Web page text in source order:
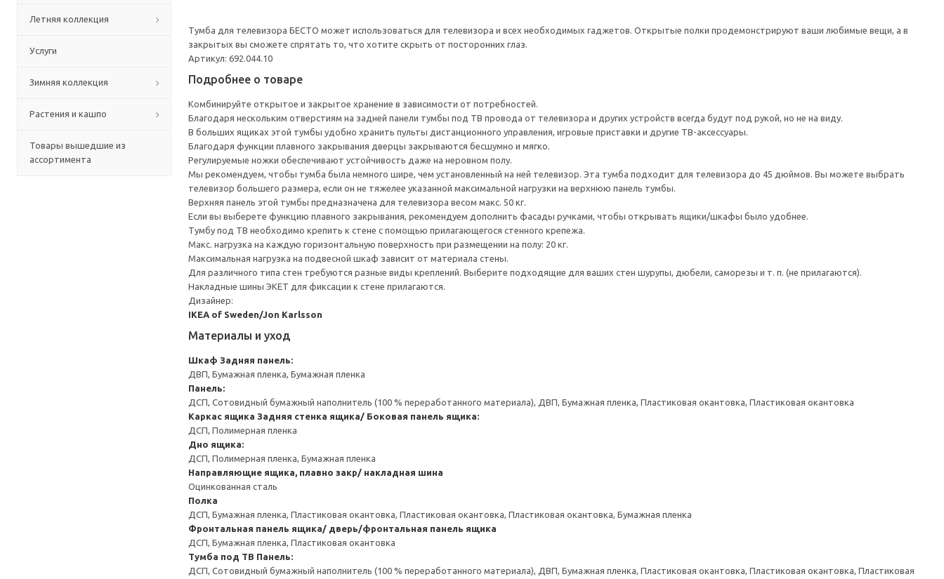
Летняя коллекция
Услуги
Зимняя коллекция
Растения и кашпо
Товары вышедшие из
ассортимента
Тумба для телевизора БЕСТО может использоваться для телевизора и всех необходимых гаджетов. Открытые полки продемонстрируют ваши любимые вещи, а в
закрытых вы сможете спрятать то, что хотите скрыть от посторонних глаз.
Артикул: 692.044.10
Подробнее о товаре
Комбинируйте открытое и закрытое хранение в зависимости от потребностей.
Благодаря нескольким отверстиям на задней панели тумбы под ТВ провода от телевизора и других устройств всегда будут под рукой, но не на виду.
В больших ящиках этой тумбы удобно хранить пульты дистанционного управления, игровые приставки и другие ТВ-аксессуары.
Благодаря функции плавного закрывания дверцы закрываются бесшумно и мягко.
Регулируемые ножки обеспечивают устойчивость даже на неровном полу.
Мы рекомендуем, чтобы тумба была немного шире, чем установленный на ней телевизор. Эта тумба подходит для телевизора до 45 дюймов. Вы можете выбрать
телевизор большего размера, если он не тяжелее указанной максимальной нагрузки на верхнюю панель тумбы.
Верхняя панель этой тумбы предназначена для телевизора весом макс. 50 кг.
Если вы выберете функцию плавного закрывания, рекомендуем дополнить фасады ручками, чтобы открывать ящики/шкафы было удобнее.
Тумбу под ТВ необходимо крепить к стене с помощью прилагающегося стенного крепежа.
Макс. нагрузка на каждую горизонтальную поверхность при размещении на полу: 20 кг.
Максимальная нагрузка на подвесной шкаф зависит от материала стены.
Для различного типа стен требуются разные виды креплений. Выберите подходящие для ваших стен шурупы, дюбели, саморезы и т. п. (не прилагаются).
Накладные шины ЭКЕТ для фиксации к стене прилагаются.
Дизайнер:
IKEA of Sweden/Jon Karlsson
Материалы и уход
Шкаф Задняя панель:
ДВП, Бумажная пленка, Бумажная пленка
Панель:
ДСП, Сотовидный бумажный наполнитель (100 % переработанного материала), ДВП, Бумажная пленка, Пластиковая окантовка, Пластиковая окантовка
Каркас ящика Задняя стенка ящика/ Боковая панель ящика:
ДСП, Полимерная пленка
Дно ящика:
ДСП, Полимерная пленка, Бумажная пленка
Направляющие ящика, плавно закр/ накладная шина
Оцинкованная сталь
Полка
ДСП, Бумажная пленка, Пластиковая окантовка, Пластиковая окантовка, Пластиковая окантовка, Бумажная пленка
Фронтальная панель ящика/ дверь/фронтальная панель ящика
ДСП, Бумажная пленка, Пластиковая окантовка
Тумба под ТВ Панель:
ДСП, Сотовидный бумажный наполнитель (100 % переработанного материала), ДВП, Бумажная пленка, Пластиковая окантовка, Пластиковая окантовка, Пластиковая